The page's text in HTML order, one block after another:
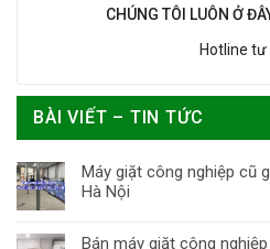
CHÚNG TÔI LUÔN Ở
Hotline tư
BÀI VIẾT – TIN TỨC
Máy giặt công nghiệp cũ
Hà Nội
Bán máy giặt công